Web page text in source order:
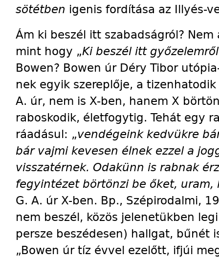
sötétben igenis fordítása az Illyés-
Ám ki beszél itt szabadságról?
mint hogy „Ki beszél itt
Bowen? Bowen úr Déry Tibor
nek egyik szereplője, a
A. úr, nem is X-ben, hanem X
raboskodik, életfogytig. Tehát egy
ráadásul: „vendégeink kedvükre
bár vajmi kevesen élnek ezzel a
visszatérnek. Odakünn is rabnak
fegyintézet börtönzi be őket, uram,
G. A. úr X-ben. Bp., Szép­iro­dalmi,
nem beszél, közös jelenetükben
persze beszédesen) hallgat, bűnét
„Bowen úr tíz évvel ezelőtt, ifjúi